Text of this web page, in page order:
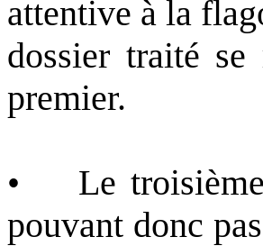
attentive à la
dossier traité se
premier.
• Le troisième
pouvant donc